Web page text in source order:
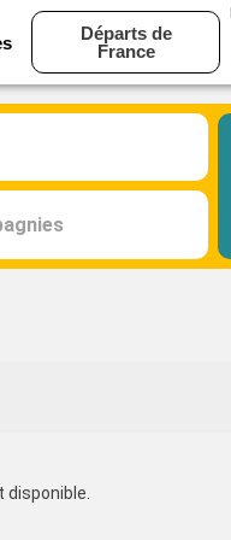
Départs de
France